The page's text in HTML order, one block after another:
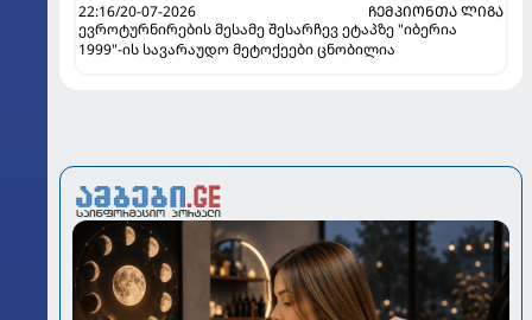
22:16/20-07-2026
ᲩᲔᲛᲞᲘᲝᲜᲗᲐ ᲚᲘᲒᲐ
ევროტურნირების მესამე შესარჩევ ეტაპზე "იბერია
1999"-ის სავარაუდო მეტოქეები ცნობილია